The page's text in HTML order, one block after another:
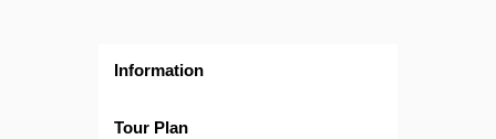
Information
Tour Plan